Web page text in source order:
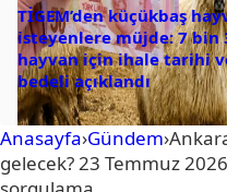
TİGEM’den küçükbaş
isteyenlere müjde: 7 bin
hayvan için ihale tarihi
bedeli açıklandı
Anasayfa›Gündem›
gelecek? 23 Temmuz